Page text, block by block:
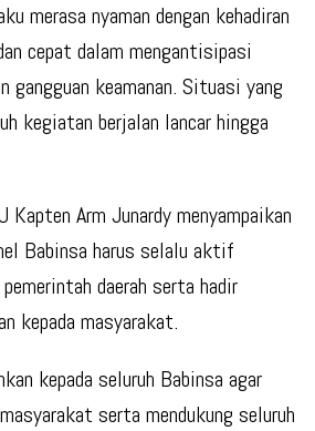
merasa nyaman dengan kehadiran
cepat dalam mengantisipasi
gangguan keamanan. Situasi yang
kegiatan berjalan lancar hingga
Arm Junardy menyampaikan
Babinsa harus selalu aktif
daerah serta hadir
kepada masyarakat.
kepada seluruh Babinsa agar
serta mendukung seluruh